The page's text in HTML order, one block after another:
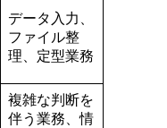
データ入力、
ファイル整
理、定型業務
複雑な判断を
伴う業務、情